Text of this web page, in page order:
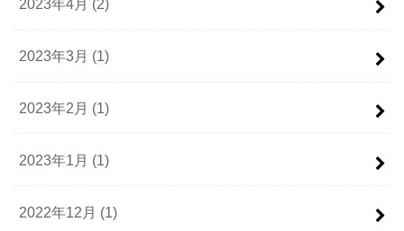
2023年4月 (2)
2023年3月 (1)
2023年2月 (1)
2023年1月 (1)
2022年12月 (1)